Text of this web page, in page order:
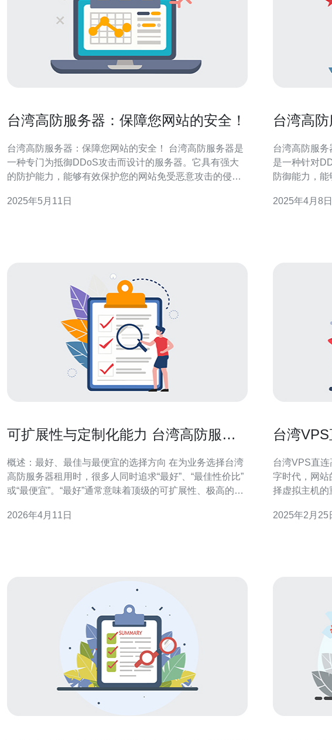
台湾高防服务器：保障您网站的安全！
台湾高防服务器：保障您网站的安全！ 台湾高防服务器是
一种专门为抵御DDoS攻击而设计的服务器。它具有强大
的防护能力，能够有效保护您的网站免受恶意攻击的侵
高防服务器采用先进的防护技术，能够
2025年5月11日
台湾高
台湾高防服务器
是一种针对
防御能力，能
术实力，提供
2025年4月8日
可扩展性与定制化能力 台湾高防服务
概述：最好、最佳与最便宜的选择方向 在为业务选择台湾
高防服务器租用时，很多人同时追求“最好”、“最佳性价比”
或“最便宜”。“最好”通常意味着顶级的可扩展性、极高的带
成本达到平衡；“最便宜”则是在最低成本下满足基本抗攻击
2026年4月11日
台湾
台湾VPS直连高
字时代，网站
择虚拟主机的
将介绍台湾
2025年2月25